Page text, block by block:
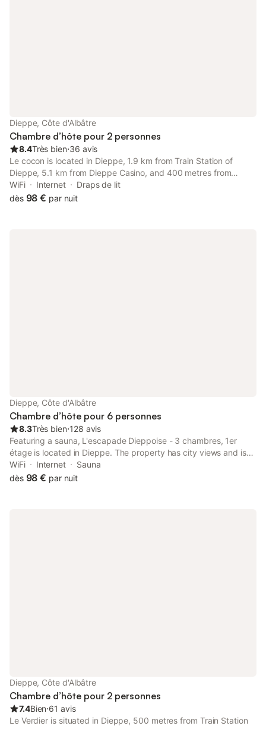
Dieppe, Côte d'Albâtre
Chambre d’hôte pour 2 personnes
8.4Très bien⋅36 avis
Le cocon is located in Dieppe, 1.9 km from Train Station of
Dieppe, 5.1 km from Dieppe Casino, and 400 metres from
Church of Notre-Dame de Bonsecours. The property is around
1.6 km from Dieppe Port, 4.8 km from Chateau Musee de
WiFi Internet
Draps de lit
dès 98 € par nuit
Dieppe, Côte d'Albâtre
Chambre d’hôte pour 6 personnes
8.3Très bien⋅128 avis
Featuring a sauna, L'escapade Dieppoise - 3 chambres, 1er
étage is located in Dieppe. The property has city views and is
800 metres from Dieppe Beach and 700 metres from Train
Station of Dieppe.
WiFi Internet
Sauna
dès 98 € par nuit
Dieppe, Côte d'Albâtre
Chambre d’hôte pour 2 personnes
7.4Bien⋅61 avis
Le Verdier is situated in Dieppe, 500 metres from Train Station